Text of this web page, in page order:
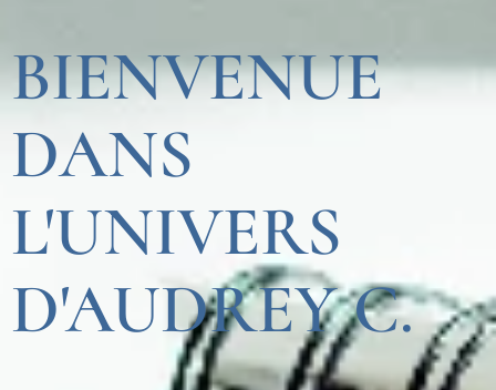
BIENVENUE
DANS
L'UNIVERS
D'AUDREY C.